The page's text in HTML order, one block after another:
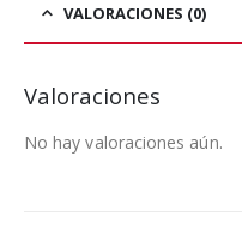
VALORACIONES (0)
Valoraciones
No hay valoraciones aún.